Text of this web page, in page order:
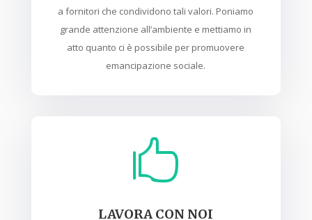
a fornitori che condividono tali valori. Poniamo
grande attenzione all’ambiente e mettiamo in
atto quanto ci è possibile per promuovere
emancipazione sociale.

LAVORA CON NOI